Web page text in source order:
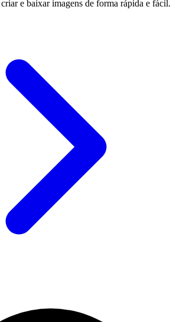
e baixar imagens de forma rápida e fácil.